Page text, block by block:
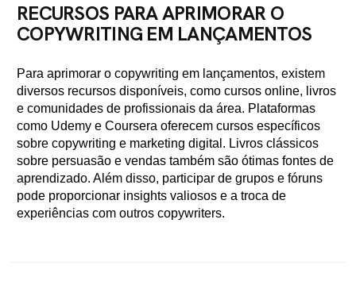
RECURSOS PARA APRIMORAR O
COPYWRITING EM LANÇAMENTOS
Para aprimorar o copywriting em lançamentos, existem
diversos recursos disponíveis, como cursos online, livros
e comunidades de profissionais da área. Plataformas
como Udemy e Coursera oferecem cursos específicos
sobre copywriting e marketing digital. Livros clássicos
sobre persuasão e vendas também são ótimas fontes de
aprendizado. Além disso, participar de grupos e fóruns
pode proporcionar insights valiosos e a troca de
experiências com outros copywriters.